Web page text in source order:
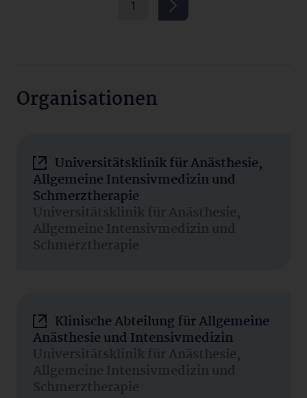
1
Organisationen
Universitätsklinik für Anästhesie,
Allgemeine Intensivmedizin und
Schmerztherapie
Universitätsklinik für Anästhesie,
Allgemeine Intensivmedizin und
Schmerztherapie
Klinische Abteilung für Allgemeine
Anästhesie und Intensivmedizin
Universitätsklinik für Anästhesie,
Allgemeine Intensivmedizin und
Schmerztherapie